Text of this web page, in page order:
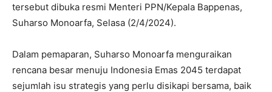
tersebut dibuka resmi Menteri PPN/Kepala Bappenas,
Suharso Monoarfa, Selasa (2/4/2024).
Dalam pemaparan, Suharso Monoarfa menguraikan
rencana besar menuju Indonesia Emas 2045 terdapat
sejumlah isu strategis yang perlu disikapi bersama, baik